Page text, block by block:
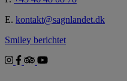
E. kontakt@sagnlandet.dk
Smiley berichtet